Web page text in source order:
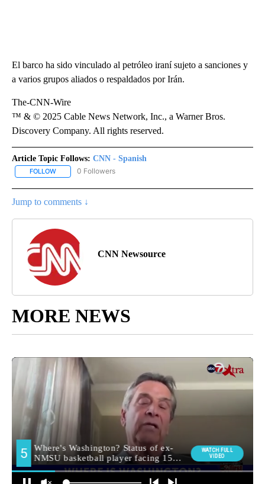
El barco ha sido vinculado al petróleo iraní sujeto a sanciones y
a varios grupos aliados o respaldados por Irán.
The-CNN-Wire
™ & © 2025 Cable News Network, Inc., a Warner Bros.
Discovery Company. All rights reserved.
Article Topic Follows: CNN - Spanish
FOLLOW FOLLOW "CNN - SPANISH" TO RECEIVE NOTIFICATIONS ABOUT
0 Followers
Jump to comments ↓
CNN Newsource
MORE NEWS